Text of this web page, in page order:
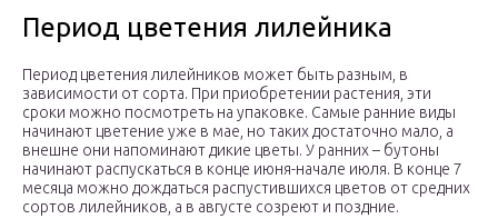
Период цветения лилейника
Период цветения лилейников может быть разным, в
зависимости от сорта. При приобретении растения, эти
сроки можно посмотреть на упаковке. Самые ранние виды
начинают цветение уже в мае, но таких достаточно мало, а
внешне они напоминают дикие цветы. У ранних – бутоны
начинают распускаться в конце июня-начале июля. В конце 7
месяца можно дождаться распустившихся цветов от средних
сортов лилейников, а в августе созреют и поздние.